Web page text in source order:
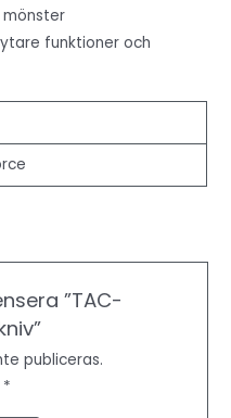
mönster
funktioner och
”TAC-
publiceras.
*